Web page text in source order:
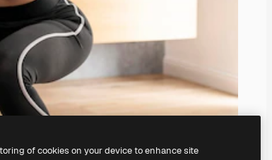
of cookies on your device to enhance site